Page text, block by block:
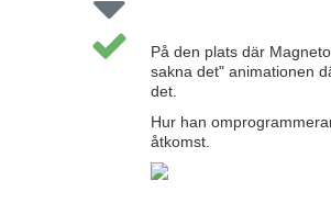
På den plats där
sakna det" animationen
det.
Hur han
åtkomst.